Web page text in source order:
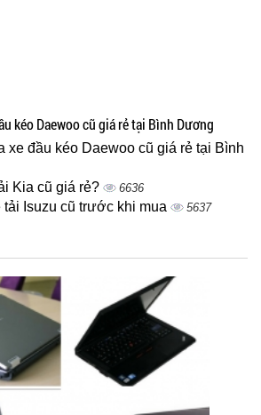
kéo Daewoo cũ giá rẻ tại Bình Dương
xe đầu kéo Daewoo cũ giá rẻ tại Bình
Kia cũ giá rẻ? 6636
Isuzu cũ trước khi mua 5637